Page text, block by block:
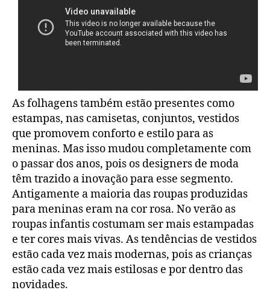
As folhagens também estão presentes como
estampas, nas camisetas, conjuntos, vestidos
que promovem conforto e estilo para as
meninas. Mas isso mudou completamente com
o passar dos anos, pois os designers de moda
têm trazido a inovação para esse segmento.
Antigamente a maioria das roupas produzidas
para meninas eram na cor rosa. No verão as
roupas infantis costumam ser mais estampadas
e ter cores mais vivas. As tendências de vestidos
estão cada vez mais modernas, pois as crianças
estão cada vez mais estilosas e por dentro das
novidades.